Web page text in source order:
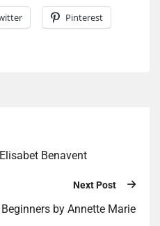
Pinterest
Benavent
Next Post
by Annette Marie